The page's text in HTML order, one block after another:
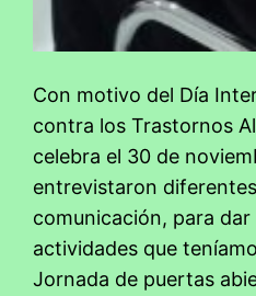
Con motivo del Día
contra los Trastornos
celebra el 30 de
entrevistaron
comunicación, para
actividades que
Jornada de puertas